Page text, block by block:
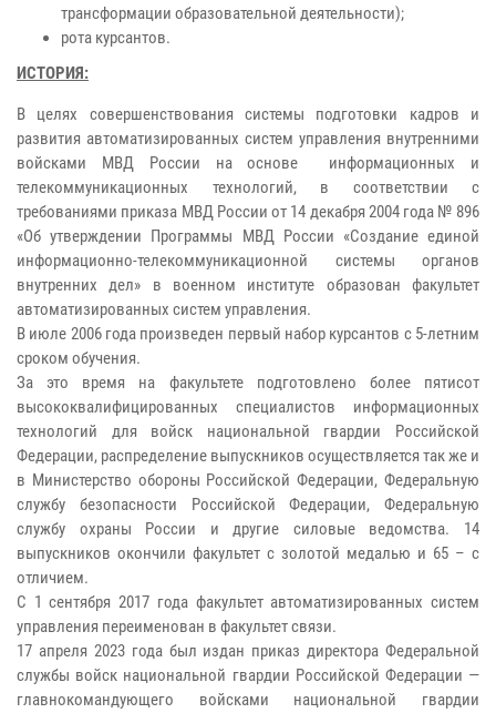
трансформации образовательной деятельности);
рота курсантов.
ИСТОРИЯ:
В целях совершенствования системы подготовки кадров и
развития автоматизированных систем управления внутренними
войсками МВД России на основе информационных и
телекоммуникационных технологий, в соответствии с
требованиями приказа МВД России от 14 декабря 2004 года № 896
«Об утверждении Программы МВД России «Создание единой
информационно-телекоммуникационной системы органов
внутренних дел» в военном институте образован факультет
автоматизированных систем управления.
В июле 2006 года произведен первый набор курсантов с 5-летним
сроком обучения.
За это время на факультете подготовлено более пятисот
высококвалифицированных специалистов информационных
технологий для войск национальной гвардии Российской
Федерации, распределение выпускников осуществляется так же и
в Министерство обороны Российской Федерации, Федеральную
службу безопасности Российской Федерации, Федеральную
службу охраны России и другие силовые ведомства. 14
выпускников окончили факультет с золотой медалью и 65 – с
отличием.
С 1 сентября 2017 года факультет автоматизированных систем
управления переименован в факультет связи.
17 апреля 2023 года был издан приказ директора Федеральной
службы войск национальной гвардии Российской Федерации —
главнокомандующего войсками национальной гвардии